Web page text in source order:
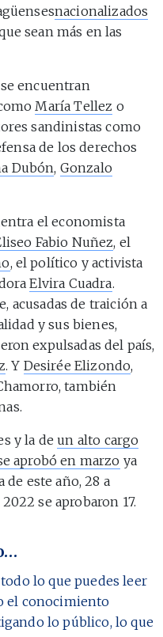
nacionalizados
sean más en las
encuentran
María Tellez o
sandinistas como
de los derechos
Dubón, Gonzalo
el economista
Fabio Nuñez, el
, el político y activista
Elvira Cuadra.
acusadas de traición a
y sus bienes,
expulsadas del país,
. Y Desirée Elizondo,
también
y la deun alto cargo
aprobó en marzo ya
de este año, 28 a
se aprobaron 17.
lo que puedes leer
el conocimiento
lo público, lo que